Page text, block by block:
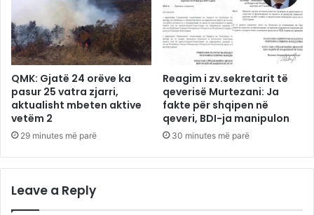
QMK: Gjatë 24 orëve ka
pasur 25 vatra zjarri,
aktualisht mbeten aktive
vetëm 2
29 minutes më parë
Reagim i zv.sekretarit të
qeverisë Murtezani: Ja
fakte për shqipen në
qeveri, BDI-ja manipulon
30 minutes më parë
Leave a Reply